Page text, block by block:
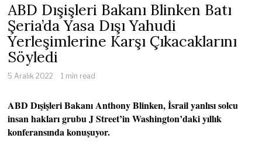
ABD Dışişleri Bakanı Blinken Batı
Şeria’da Yasa Dışı Yahudi
Yerleşimlerine Karşı Çıkacaklarını
Söyledi
5 Aralık 2022 1 min read
ABD Dışişleri Bakanı Anthony Blinken, İsrail yanlısı solcu
insan hakları grubu J Street’in Washington’daki yıllık
konferansında konuşuyor.